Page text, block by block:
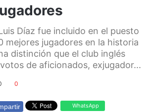
Díaz fue incluido en el puesto
mejores jugadores en la historia
distinción que el club inglés
de aficionados, exjugador...
0
WhatsApp